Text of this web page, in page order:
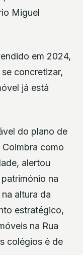
Miguel
em 2024,
concretizar,
já está
do plano de
como
alertou
na
altura da
estratégico,
na Rua
colégios é de